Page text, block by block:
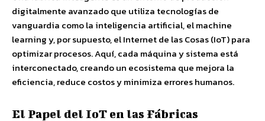
digitalmente avanzado que utiliza tecnologías de
vanguardia como la inteligencia artificial, el machine
learning y, por supuesto, el Internet de las Cosas (IoT) para
optimizar procesos. Aquí, cada máquina y sistema está
interconectado, creando un ecosistema que mejora la
eficiencia, reduce costos y minimiza errores humanos.
El Papel del IoT en las Fábricas